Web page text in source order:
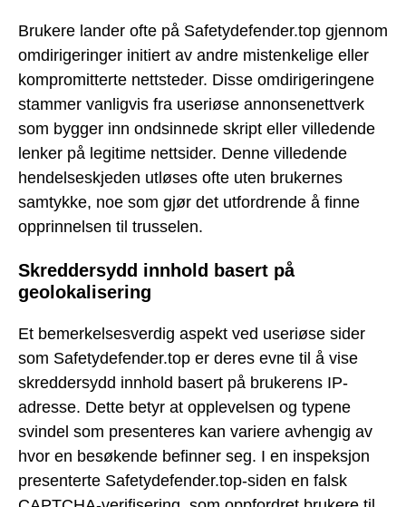
Brukere lander ofte på Safetydefender.top gjennom
omdirigeringer initiert av andre mistenkelige eller
kompromitterte nettsteder. Disse omdirigeringene
stammer vanligvis fra useriøse annonsenettverk
som bygger inn ondsinnede skript eller villedende
lenker på legitime nettsider. Denne villedende
hendelseskjeden utløses ofte uten brukernes
samtykke, noe som gjør det utfordrende å finne
opprinnelsen til trusselen.
Skreddersydd innhold basert på
geolokalisering
Et bemerkelsesverdig aspekt ved useriøse sider
som Safetydefender.top er deres evne til å vise
skreddersydd innhold basert på brukerens IP-
adresse. Dette betyr at opplevelsen og typene
svindel som presenteres kan variere avhengig av
hvor en besøkende befinner seg. I en inspeksjon
presenterte Safetydefender.top-siden en falsk